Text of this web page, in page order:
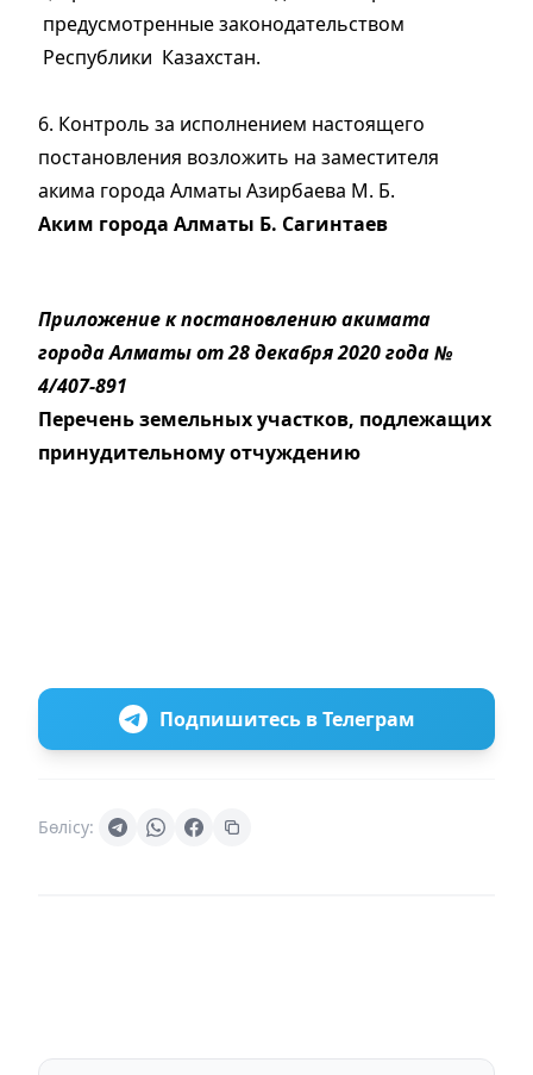
предусмотренные законодательством
Республики Казахстан.
6. Контроль за исполнением настоящего
постановления возложить на заместителя
акима города Алматы Азирбаева М. Б.
Аким города Алматы Б. Сагинтаев
Приложение к постановлению акимата
города Алматы от 28 декабря 2020 года №
4/407-891
Перечень земельных участков, подлежащих
принудительному отчуждению
Подпишитесь в Телеграм
Бөлісу: